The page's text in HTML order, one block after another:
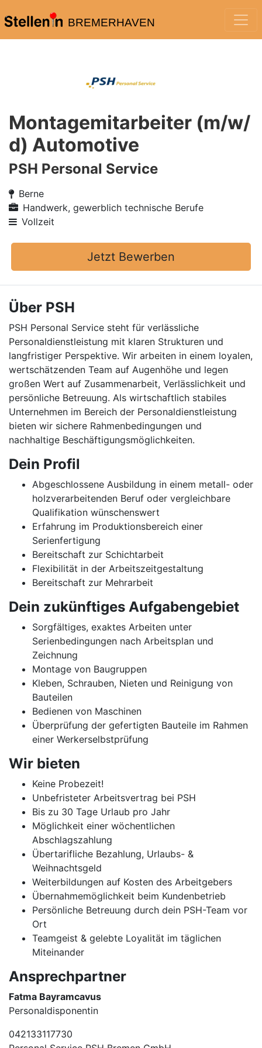
BREMERHAVEN
Montagemitarbeiter (m/w/
d) Automotive
PSH Personal Service
Berne
Handwerk, gewerblich technische Berufe
Vollzeit
Jetzt Bewerben
Über PSH
PSH Personal Service steht für verlässliche
Personaldienstleistung mit klaren Strukturen und
langfristiger Perspektive. Wir arbeiten in einem loyalen,
wertschätzenden Team auf Augenhöhe und legen
großen Wert auf Zusammenarbeit, Verlässlichkeit und
persönliche Betreuung. Als wirtschaftlich stabiles
Unternehmen im Bereich der Personaldienstleistung
bieten wir sichere Rahmenbedingungen und
nachhaltige Beschäftigungsmöglichkeiten.
Dein Profil
Abgeschlossene Ausbildung in einem metall- oder
holzverarbeitenden Beruf oder vergleichbare
Qualifikation wünschenswert
Erfahrung im Produktionsbereich einer
Serienfertigung
Bereitschaft zur Schichtarbeit
Flexibilität in der Arbeitszeitgestaltung
Bereitschaft zur Mehrarbeit
Dein zukünftiges Aufgabengebiet
Sorgfältiges, exaktes Arbeiten unter
Serienbedingungen nach Arbeitsplan und
Zeichnung
Montage von Baugruppen
Kleben, Schrauben, Nieten und Reinigung von
Bauteilen
Bedienen von Maschinen
Überprüfung der gefertigten Bauteile im Rahmen
einer Werkerselbstprüfung
Wir bieten
Keine Probezeit!
Unbefristeter Arbeitsvertrag bei PSH
Bis zu 30 Tage Urlaub pro Jahr
Möglichkeit einer wöchentlichen
Abschlagszahlung
Übertarifliche Bezahlung, Urlaubs- &
Weihnachtsgeld
Weiterbildungen auf Kosten des Arbeitgebers
Übernahmemöglichkeit beim Kundenbetrieb
Persönliche Betreuung durch dein PSH-Team vor
Ort
Teamgeist & gelebte Loyalität im täglichen
Miteinander
Ansprechpartner
Fatma Bayramcavus
Personaldisponentin
042133117730